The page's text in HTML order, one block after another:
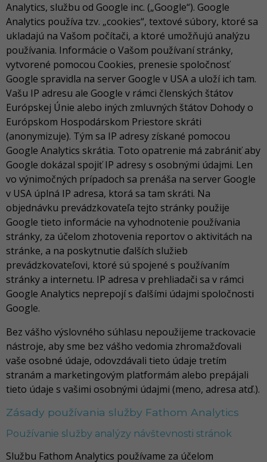
Analytics, službu od Google inc. („Google“). Google
Analytics používa tzv. „cookies“, textové súbory, ktoré sa
ukladajú na Vašom počítači, a ktoré umožňujú analýzu
používania. Informácie o Vašom používaní stránky,
vytvorené pomocou Cookies, prenesie spoločnosť
Google spravidla na server Google v USA a uloží ich tam.
Vašu IP adresu ale Google v rámci členských štátov
Európskej Únie alebo iných zmluvných štátov Dohody o
Európskom Hospodárskom Priestore skráti
(anonymizuje). Tým sa IP adresy získané pomocou
Google Analytics skrátia. Toto opatrenie má zabrániť aby
Google dokázal spojiť IP adresy s osobnými údajmi. Len
vo výnimočných prípadoch sa prenáša na server Google
v USA úplná IP adresa, ktorá sa tam skráti. Na
objednávku prevádzkovateľa tejto stránky použije
Google tieto informácie na vyhodnotenie používania
stránky, za účelom zhotovenia reportov o aktivitách na
stránke, a na poskytnutie ďalších služieb
prevádzkovateľovi, ktoré sú spojené s používaním
stránky a internetu. IP adresa v prehliadači sa v rámci
Google Analytics neprepojí s ďalšími údajmi spoločnosti
Google.
Bez vášho výslovného súhlasu nepoužijeme trackovacie
nástroje, aby sme bez vášho vedomia zhromažďovali
vaše osobné údaje, odovzdávali tieto údaje tretím
stranám a marketingovým platformám alebo prepájali
tieto údaje s vašimi osobnými údajmi (meno, adresa atď.).
Zásady používania služby Fathom Analytics
Používanie služby analýzy návštevnosti stránok
Službu Fathom Analytics používame za účelom